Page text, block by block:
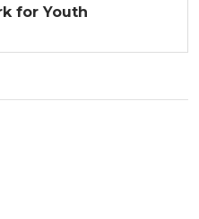
for Youth